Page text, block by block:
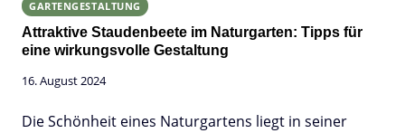
GARTENGESTALTUNG
Attraktive Staudenbeete im Naturgarten: Tipps für
eine wirkungsvolle Gestaltung
16. August 2024
Die Schönheit eines Naturgartens liegt in seiner